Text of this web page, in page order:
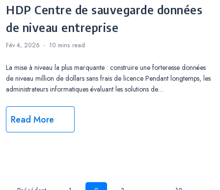
HDP Centre de sauvegarde données
de niveau entreprise
Fév 4, 2026 10 mins read
La mise à niveau la plus marquante : construire une forteresse données
de niveau million de dollars sans frais de licence Pendant longtemps, les
administrateurs informatiques évaluant les solutions de…
Read More